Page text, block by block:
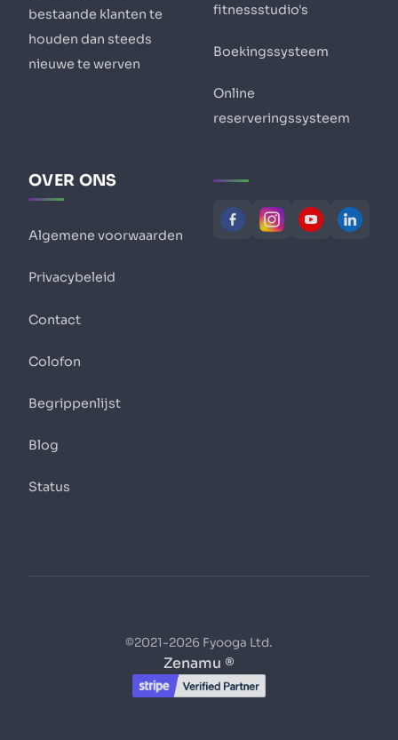
bestaande klanten te
houden dan steeds
nieuwe te werven
fitnessstudio's
Boekingssysteem
Online
reserveringssysteem
OVER ONS
Algemene voorwaarden
Privacybeleid
Contact
Colofon
Begrippenlijst
Blog
Status
©2021-2026 Fyooga Ltd.
Zenamu ®